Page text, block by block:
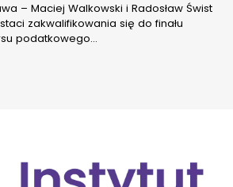
– Maciej Walkowski i Radosław Świst
zakwalifikowania się do finału
podatkowego…